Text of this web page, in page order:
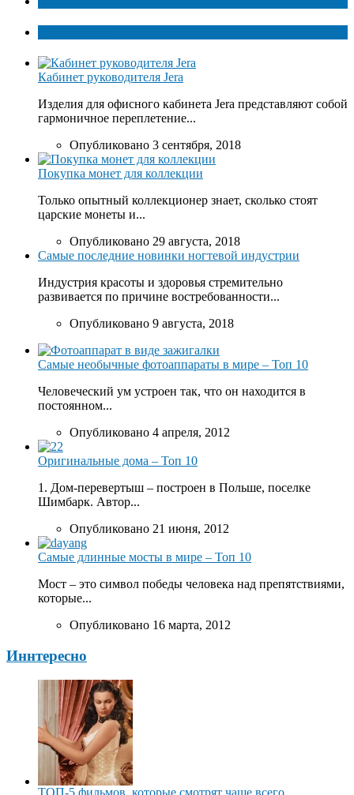
Кабинет руководителя Jera
Изделия для офисного кабинета Jera представляют собой
гармоничное переплетение...
Опубликовано 3 сентября, 2018
Покупка монет для коллекции
Только опытный коллекционер знает, сколько стоят
царские монеты и...
Опубликовано 29 августа, 2018
Самые последние новинки ногтевой индустрии
Индустрия красоты и здоровья стремительно
развивается по причине востребованности...
Опубликовано 9 августа, 2018
Самые необычные фотоаппараты в мире – Топ 10
Человеческий ум устроен так, что он находится в
постоянном...
Опубликовано 4 апреля, 2012
Оригинальные дома – Топ 10
1. Дом-перевертыш – построен в Польше, поселке
Шимбарк. Автор...
Опубликовано 21 июня, 2012
Самые длинные мосты в мире – Топ 10
Мост – это символ победы человека над препятствиями,
которые...
Опубликовано 16 марта, 2012
Иннтересно
ТОП-5 фильмов, которые смотрят чаще всего